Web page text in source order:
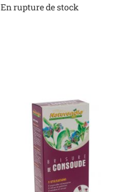
En rupture de stock